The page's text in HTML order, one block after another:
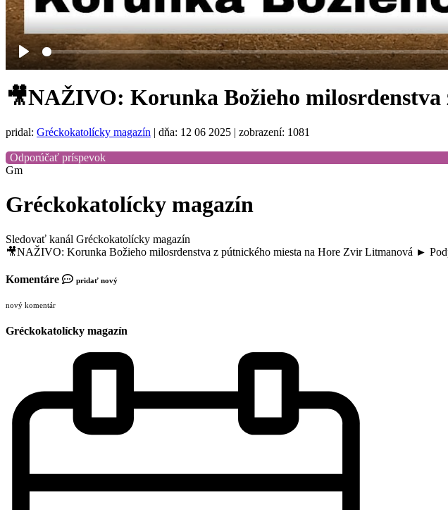
Play
🎥NAŽIVO: Korunka Božieho
pridal: Gréckokatolícky magazín | dňa: 12 06 2025 | zobrazení: 1081
Odporúčať príspevok
Gm
Gréckokatolícky magazín
Sledovať kanál Gréckokatolícky magazín
🎥NAŽIVO: Korunka Božieho milosrdenstva z pútnického miesta na Hore Zvir Litmanová ►
Komentáre pridať nový
nový komentár
Gréckokatolícky magazín